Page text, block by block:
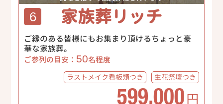
6 家族葬リッチ
ご縁のある皆様にもお集まり頂けるちょっと豪
華な家族葬。
ご参列の目安： 50名程度
ラストメイク看板類つき 生花祭壇つき
599,000 円